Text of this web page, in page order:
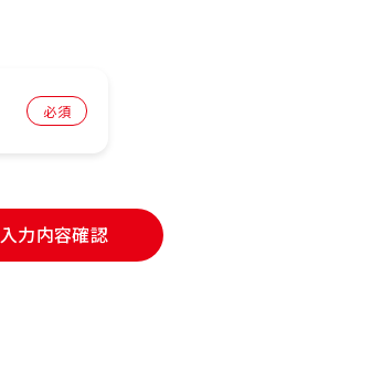
入力内容確認